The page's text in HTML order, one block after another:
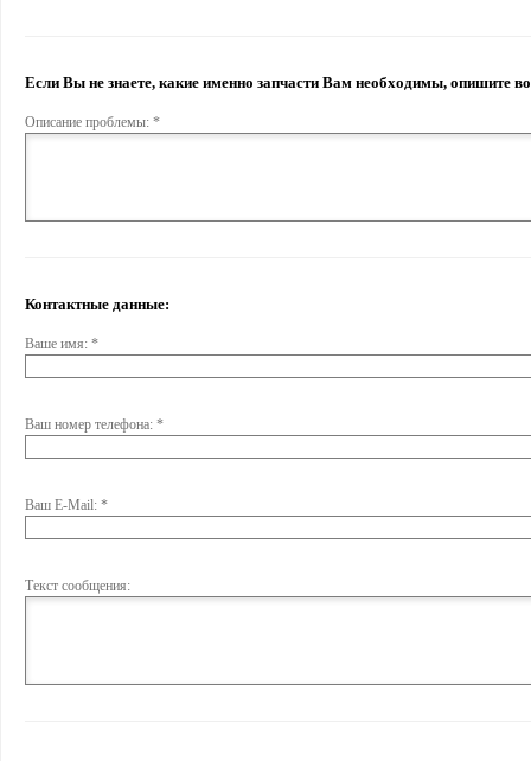
Если Вы не знаете, какие именно запчасти Вам необходимы, опишите
Описание проблемы: *
Контактные данные:
Ваше имя: *
Ваш номер телефона: *
Ваш E-Mail: *
Текст сообщения: